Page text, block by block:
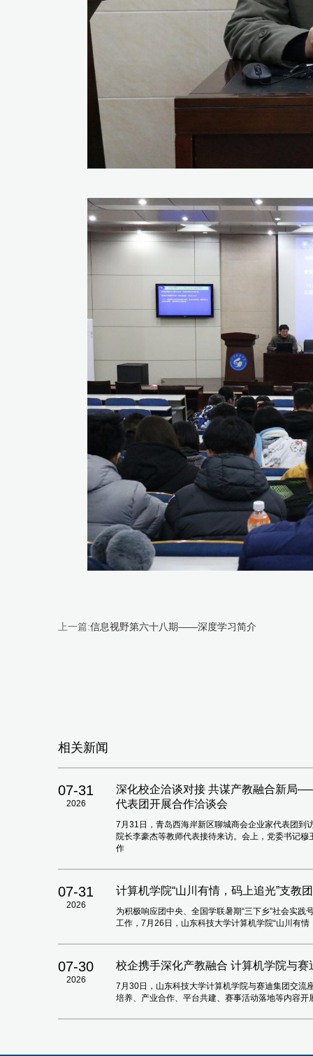
上一篇:信息视野第六十八期——深度学习简介
相关新闻
07-31
2026
深化校企洽谈对接 共谋产教融合新局
代表团开展合作洽谈会
7月31日，青岛西海岸新区聊城商会企业家代表团到
院长李豪杰等教师代表接待来访。会上，党委书记
作
07-31
2026
计算机学院“山川有情，码上追光”支教
为积极响应团中央、全国学联暑期“三下乡”社会实
工作，7月26日，山东科技大学计算机学院“山川有
07-30
2026
校企携手深化产教融合 计算机学院与
7月30日，山东科技大学计算机学院与赛迪集团交流
培养、产业合作、平台共建、赛事活动落地等内容